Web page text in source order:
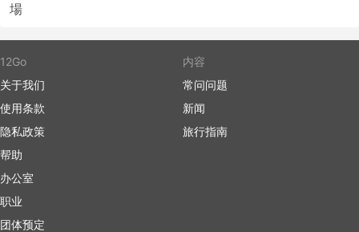
場
12Go
关于我们
使用条款
隐私政策
帮助
办公室
职业
团体预定
内容
常问问题
新闻
旅行指南